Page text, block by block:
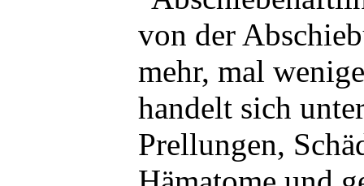
von der
mehr, mal
handelt sich
Prellungen,